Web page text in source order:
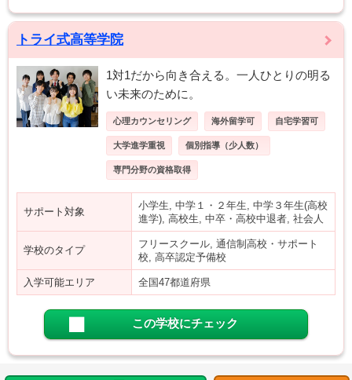
トライ式高等学院
1対1だから向き合える。一人ひとりの明る
い未来のために。
心理カウンセリング 海外留学可 自宅学習可
大学進学重視 個別指導（少人数）
専門分野の資格取得
サポート対象
小学生, 中学１・２年生, 中学３年生(高校
進学), 高校生, 中卒・高校中退者, 社会人
学校のタイプ
フリースクール, 通信制高校・サポート
校, 高卒認定予備校
入学可能エリア 全国47都道府県
この学校にチェック